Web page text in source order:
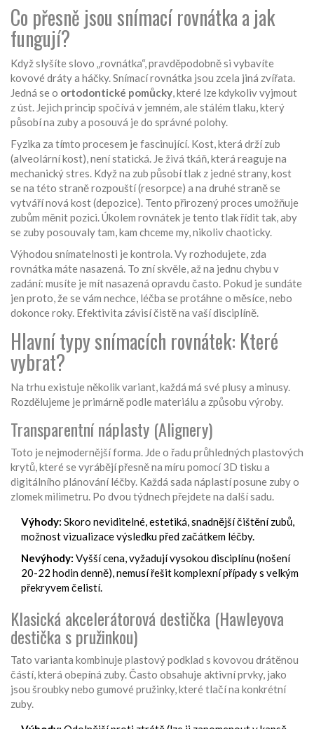
Co přesně jsou snímací rovnátka a jak
fungují?
Když slyšíte slovo „rovnátka“, pravděpodobně si vybavíte
kovové dráty a háčky. Snímací rovnátka jsou zcela jiná zvířata.
Jedná se o ortodontické pomůcky, které lze kdykoliv vyjmout
z úst. Jejich princip spočívá v jemném, ale stálém tlaku, který
působí na zuby a posouvá je do správné polohy.
Fyzika za tímto procesem je fascinující. Kost, která drží zub
(alveolární kost), není statická. Je živá tkáň, která reaguje na
mechanický stres. Když na zub působí tlak z jedné strany, kost
se na této straně rozpouští (resorpce) a na druhé straně se
vytváří nová kost (depozice). Tento přirozený proces umožňuje
zubům měnit pozici. Úkolem rovnátek je tento tlak řídit tak, aby
se zuby posouvaly tam, kam chceme my, nikoliv chaoticky.
Výhodou snímatelnosti je kontrola. Vy rozhodujete, zda
rovnátka máte nasazená. To zní skvěle, až na jednu chybu v
zadání: musíte je mít nasazená opravdu často. Pokud je sundáte
jen proto, že se vám nechce, léčba se protáhne o měsíce, nebo
dokonce roky. Efektivita závisí čistě na vaší disciplíně.
Hlavní typy snímacích rovnátek: Které
vybrat?
Na trhu existuje několik variant, každá má své plusy a minusy.
Rozdělujeme je primárně podle materiálu a způsobu výroby.
Transparentní náplasty (Alignery)
Toto je nejmodernější forma. Jde o řadu průhledných plastových
krytů, které se vyrábějí přesně na míru pomocí 3D tisku a
digitálního plánování léčby. Každá sada náplastí posune zuby o
zlomek milimetru. Po dvou týdnech přejdete na další sadu.
Výhody: Skoro neviditelné, estetiká, snadnější čištění zubů,
možnost vizualizace výsledku před začátkem léčby.
Nevýhody: Vyšší cena, vyžadují vysokou disciplínu (nošení
20-22 hodin denně), nemusí řešit komplexní případy s velkým
překryvem čelistí.
Klasická akcelerátorová destička (Hawleyova
destička s pružinkou)
Tato varianta kombinuje plastový podklad s kovovou drátěnou
částí, která obepíná zuby. Často obsahuje aktivní prvky, jako
jsou šroubky nebo gumové pružinky, které tlačí na konkrétní
zuby.